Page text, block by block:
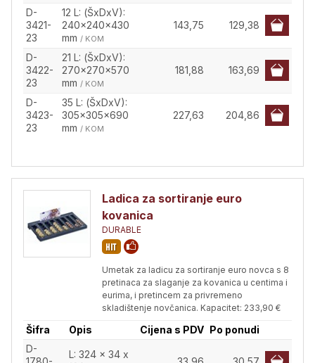
D-
3421-
23
12 L: (ŠxDxV):
240x240x430
mm / KOM
143,75 129,38
D-
3422-
23
21 L: (ŠxDxV):
270x270x570
mm / KOM
181,88 163,69
D-
3423-
23
35 L: (ŠxDxV):
305x305x690
mm / KOM
227,63 204,86
Ladica za sortiranje euro
kovanica
DURABLE
Umetak za ladicu za sortiranje euro novca s 8
pretinaca za slaganje za kovanica u centima i
eurima, i pretincem za privremeno
skladištenje novčanica. Kapacitet: 233,90 €
Šifra Opis Cijena s PDV Po ponudi
D-
L: 324 x 34 x